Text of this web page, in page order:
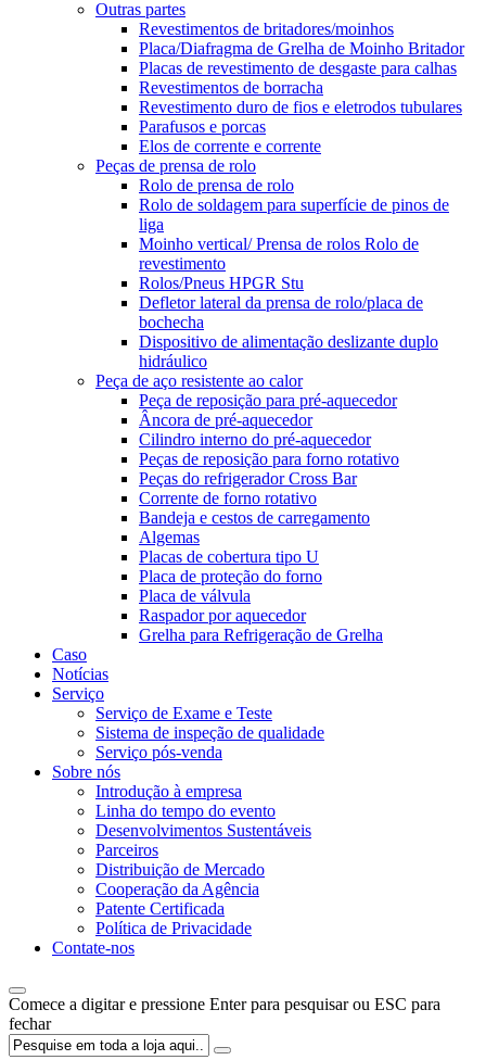
Outras partes
Revestimentos de britadores/moinhos
Placa/Diafragma de Grelha de Moinho Britador
Placas de revestimento de desgaste para calhas
Revestimentos de borracha
Revestimento duro de fios e eletrodos tubulares
Parafusos e porcas
Elos de corrente e corrente
Peças de prensa de rolo
Rolo de prensa de rolo
Rolo de soldagem para superfície de pinos de
liga
Moinho vertical/ Prensa de rolos Rolo de
revestimento
Rolos/Pneus HPGR Stu
Defletor lateral da prensa de rolo/placa de
bochecha
Dispositivo de alimentação deslizante duplo
hidráulico
Peça de aço resistente ao calor
Peça de reposição para pré-aquecedor
Âncora de pré-aquecedor
Cilindro interno do pré-aquecedor
Peças de reposição para forno rotativo
Peças do refrigerador Cross Bar
Corrente de forno rotativo
Bandeja e cestos de carregamento
Algemas
Placas de cobertura tipo U
Placa de proteção do forno
Placa de válvula
Raspador por aquecedor
Grelha para Refrigeração de Grelha
Caso
Notícias
Serviço
Serviço de Exame e Teste
Sistema de inspeção de qualidade
Serviço pós-venda
Sobre nós
Introdução à empresa
Linha do tempo do evento
Desenvolvimentos Sustentáveis
Parceiros
Distribuição de Mercado
Cooperação da Agência
Patente Certificada
Política de Privacidade
Contate-nos
Comece a digitar e pressione Enter para pesquisar ou ESC para
fechar